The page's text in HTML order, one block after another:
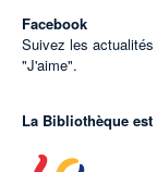
Facebook
Suivez les
"J'aime".
La Bibliothèque